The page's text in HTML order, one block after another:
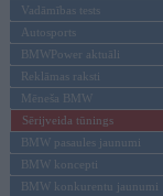
Vadāmības tests
Autosports
BMWPower aktuāli
Reklāmas raksti
Mēneša BMW
Sērijveida tūnings
BMW pasaules jaunumi
BMW koncepti
BMW konkurentu jaunumi